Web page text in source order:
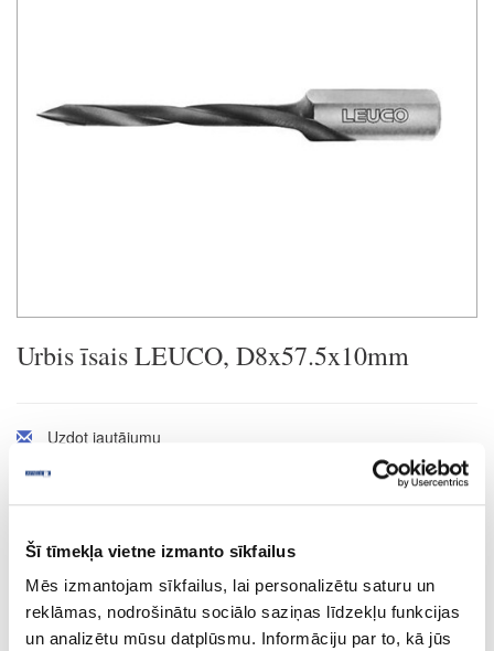
Šī tīmekļa vietne izmanto sīkfailus
Mēs izmantojam sīkfailus, lai personalizētu saturu un
reklāmas, nodrošinātu sociālo saziņas līdzekļu funkcijas
un analizētu mūsu datplūsmu. Informāciju par to, kā jūs
Urbis īsais LEUCO, D8x57.5x10mm
Uzdot jautājumu
Drukāt
īpaša cena 24-L55826
Urbis īsais LEUCO, D8x57.5x10mm